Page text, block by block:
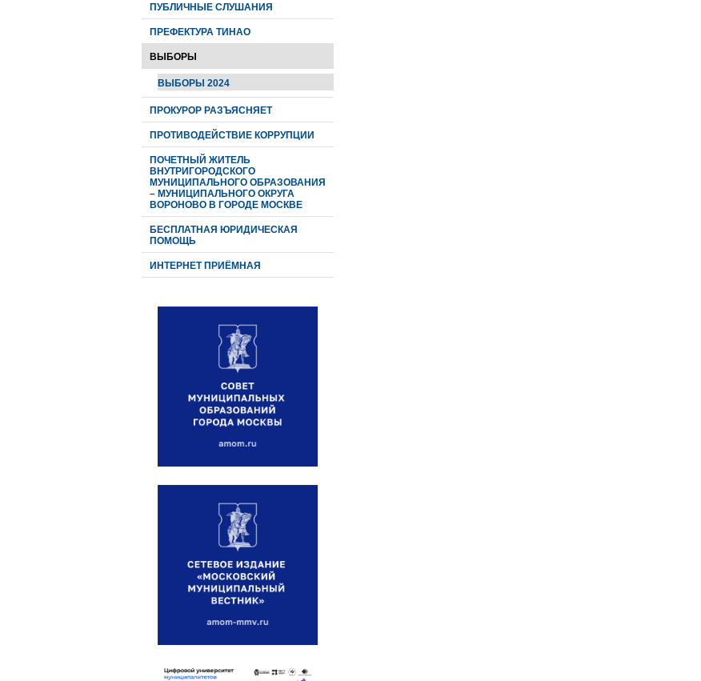
ПУБЛИЧНЫЕ СЛУШАНИЯ
ПРЕФЕКТУРА ТИНАО
ВЫБОРЫ
ВЫБОРЫ 2024
ПРОКУРОР РАЗЪЯСНЯЕТ
ПРОТИВОДЕЙСТВИЕ КОРРУПЦИИ
ПОЧЕТНЫЙ ЖИТЕЛЬ
ВНУТРИГОРОДСКОГО
МУНИЦИПАЛЬНОГО ОБРАЗОВАНИЯ
– МУНИЦИПАЛЬНОГО ОКРУГА
ВОРОНОВО В ГОРОДЕ МОСКВЕ
БЕСПЛАТНАЯ ЮРИДИЧЕСКАЯ
ПОМОЩЬ
ИНТЕРНЕТ ПРИЁМНАЯ